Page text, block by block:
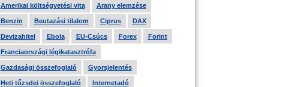
Amerikai költségvetési vita Arany elemzése
Benzin Beutazási tilalom Ciprus DAX
Devizahitel Ebola EU-Csúcs Forex Forint
Franciaországi légikatasztrófa
Gazdasági összefoglaló Gyorsjelentés
Heti tőzsdei összefoglaló Internetadó